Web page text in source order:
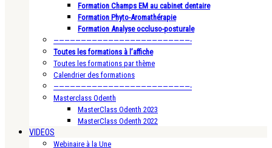
Formation Champs EM au cabinet dentaire
Formation Phyto-Aromathérapie
Formation Analyse occluso-posturale
—————————————————————————-
Toutes les formations à l’affiche
Toutes les formations par thème
Calendrier des formations
—————————————————————————-
Masterclass Odenth
MasterClass Odenth 2023
MasterClass Odenth 2022
VIDEOS
Webinaire à la Une